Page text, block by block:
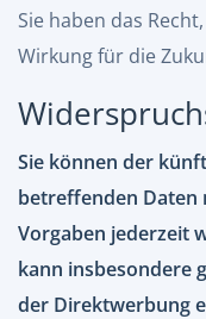
Sie haben das
Wirkung für die
Sie können der
betreffenden Daten
Vorgaben jederzeit
kann insbesondere
der Direktwerbung